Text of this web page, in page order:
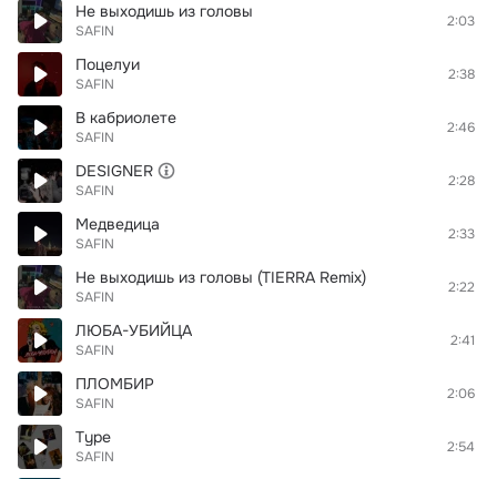
Не выходишь из головы
SAFIN
2:03
Поцелуи
SAFIN
2:38
В кабриолете
SAFIN
2:46
DESIGNER
SAFIN
2:28
Медведица
SAFIN
2:33
Не выходишь из головы (TIERRA Remix)
SAFIN
2:22
ЛЮБА-УБИЙЦА
SAFIN
2:41
ПЛОМБИР
SAFIN
2:06
Type
SAFIN
2:54